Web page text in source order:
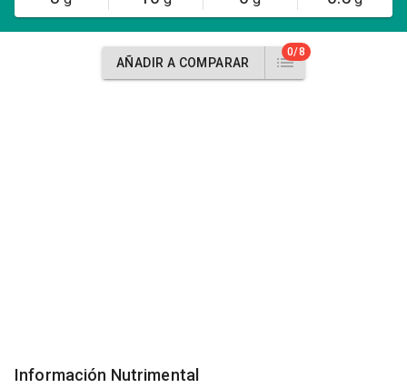
AÑADIR A COMPARAR
0/8
Información Nutrimental